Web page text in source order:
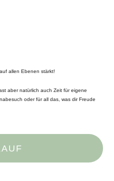
allen Ebenen stärkt!
aber natürlich auch Zeit für eigene
oder für all das, was dir Freude